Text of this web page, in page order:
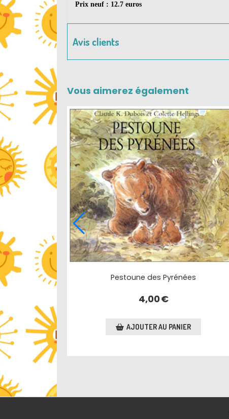
Prix neuf : 12.7 euros
Avis clients
Vous aimerez également
Pestoune des Pyrénées
4,00€
AJOUTER AU PANIER